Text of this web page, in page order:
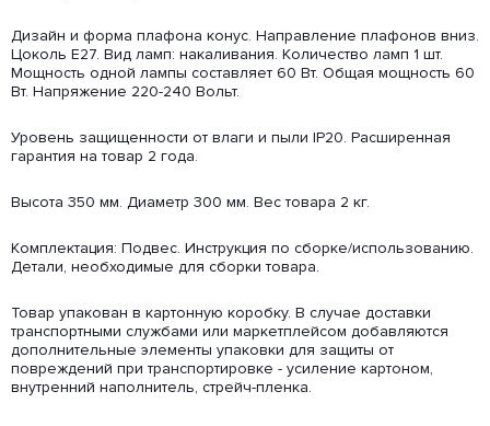
Дизайн и форма плафона конус. Направление плафонов вниз.
Цоколь E27. Вид ламп: накаливания. Количество ламп 1 шт.
Мощность одной лампы составляет 60 Вт. Общая мощность 60
Вт. Напряжение 220-240 Вольт.
Уровень защищенности от влаги и пыли IP20. Расширенная
гарантия на товар 2 года.
Высота 350 мм. Диаметр 300 мм. Вес товара 2 кг.
Комплектация: Подвес. Инструкция по сборке/использованию.
Детали, необходимые для сборки товара.
Товар упакован в картонную коробку. В случае доставки
транспортными службами или маркетплейсом добавляются
дополнительные элементы упаковки для защиты от
повреждений при транспортировке - усиление картоном,
внутренний наполнитель, стрейч-пленка.